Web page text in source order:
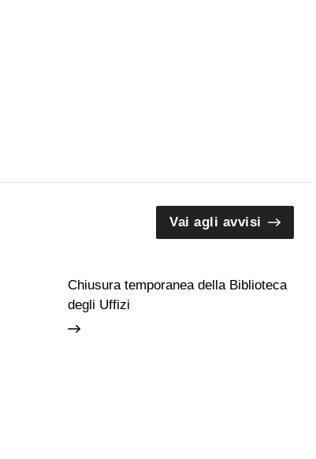
Vai agli avvisi
Chiusura temporanea della Biblioteca
degli Uffizi